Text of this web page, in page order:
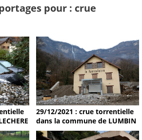
pour : crue
29/12/2021 : crue torrentielle
dans la commune de LUMBIN